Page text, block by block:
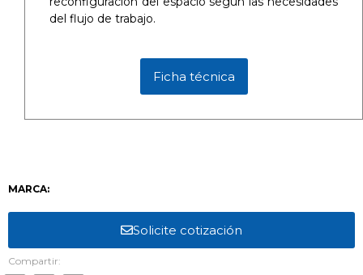
del flujo de trabajo.
Ficha técnica
MARCA:
Solicite cotización
Compartir: